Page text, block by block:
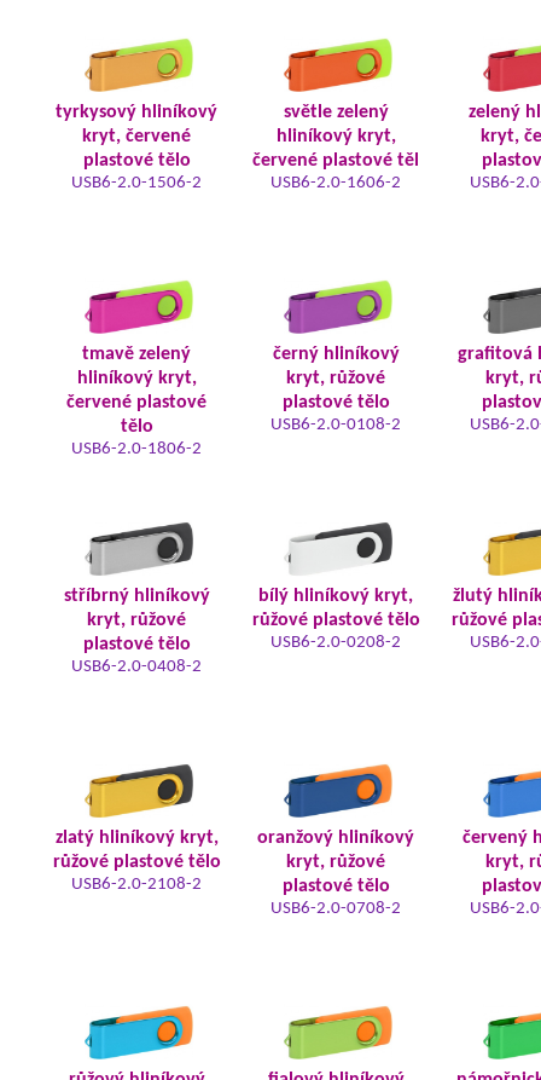
tyrkysový hliníkový
kryt, červené
plastové tělo
USB6-2.0-1506-2
světle zelený
hliníkový kryt,
červené plastové těl
USB6-2.0-1606-2
zelený
kryt,
USB6-
tmavě zelený
hliníkový kryt,
červené plastové
tělo
USB6-2.0-1806-2
černý hliníkový
kryt, růžové
plastové tělo
USB6-2.0-0108-2
grafitová
kryt,
USB6-
stříbrný hliníkový
kryt, růžové
plastové tělo
USB6-2.0-0408-2
bílý hliníkový kryt,
růžové plastové tělo
USB6-2.0-0208-2
žlutý
růžové
USB6-
zlatý hliníkový kryt,
růžové plastové tělo
USB6-2.0-2108-2
oranžový hliníkový
kryt, růžové
plastové tělo
USB6-2.0-0708-2
červený
kryt,
USB6-